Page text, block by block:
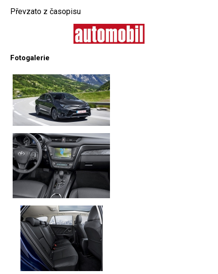
Převzato z časopisu
Fotogalerie